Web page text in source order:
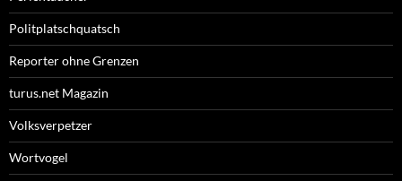
Politplatschquatsch
Reporter ohne Grenzen
turus.net Magazin
Volksverpetzer
Wortvogel